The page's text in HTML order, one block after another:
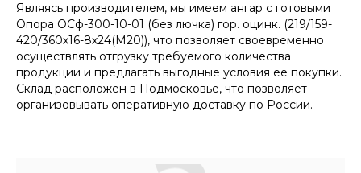
Являясь производителем, мы имеем ангар с готовыми
Опора ОСф-300-10-01 (без лючка) гор. оцинк. (219/159-
420/360х16-8х24(М20)), что позволяет своевременно
осуществлять отгрузку требуемого количества
продукции и предлагать выгодные условия ее покупки.
Склад расположен в Подмосковье, что позволяет
организовывать оперативную доставку по России.